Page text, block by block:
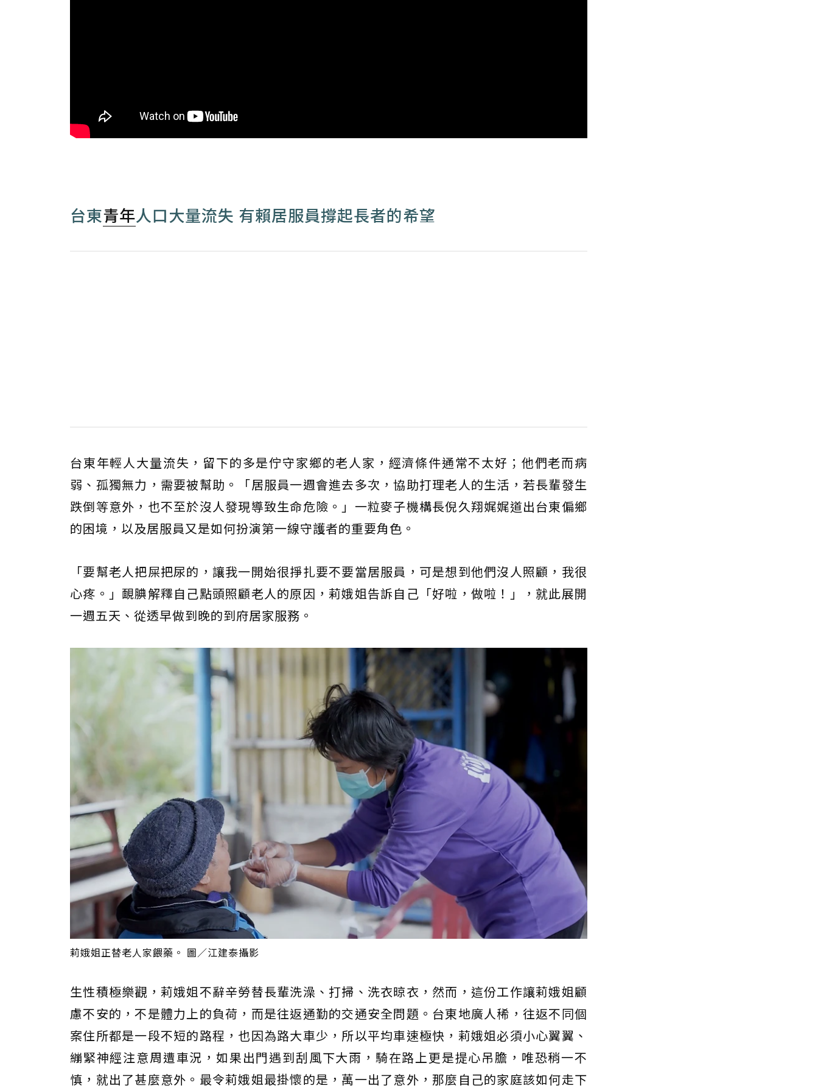
台東青年人口大量流失 有賴居服員撐起長者的希望
台東年輕人大量流失，留下的多是佇守家鄉的老人家，經濟條件通常不太好；他們老而病
弱、孤獨無力，需要被幫助。「居服員一週會進去多次，協助打理老人的生活，若長輩發生
跌倒等意外，也不至於沒人發現導致生命危險。」一粒麥子機構長倪久翔娓娓道出台東偏鄉
的困境，以及居服員又是如何扮演第一線守護者的重要角色。
「要幫老人把屎把尿的，讓我一開始很掙扎要不要當居服員，可是想到他們沒人照顧，我很
心疼。」靦腆解釋自己點頭照顧老人的原因，莉娥姐告訴自己「好啦，做啦！」，就此展開
一週五天、從透早做到晚的到府居家服務。
莉娥姐正替老人家餵藥。 圖／江建泰攝影
生性積極樂觀，莉娥姐不辭辛勞替長輩洗澡、打掃、洗衣晾衣，然而，這份工作讓莉娥姐顧
慮不安的，不是體力上的負荷，而是往返通勤的交通安全問題。台東地廣人稀，往返不同個
案住所都是一段不短的路程，也因為路大車少，所以平均車速極快，莉娥姐必須小心翼翼、
繃緊神經注意周遭車況，如果出門遇到刮風下大雨，騎在路上更是提心吊膽，唯恐稍一不
慎，就出了甚麼意外。最令莉娥姐最掛懷的是，萬一出了意外，那麼自己的家庭該如何走下